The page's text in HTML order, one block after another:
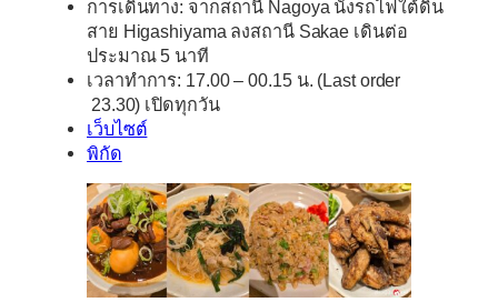
การเดินทาง: จากสถานี Nagoya นั่งรถไฟใต้ดิน
สาย Higashiyama ลงสถานี Sakae เดินต่อ
ประมาณ 5 นาที
เวลาทำการ: 17.00 – 00.15 น. (Last order
23.30) เปิดทุกวัน
เว็บไซต์
พิกัด